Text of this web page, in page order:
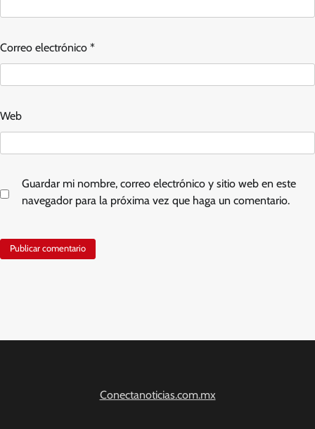
Correo electrónico *
Web
Guardar mi nombre, correo electrónico y sitio web en este
navegador para la próxima vez que haga un comentario.
Conectanoticias.com.mx